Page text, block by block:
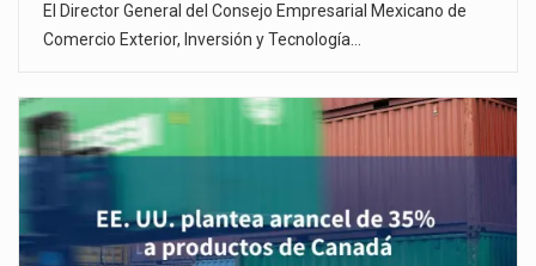
El Director General del Consejo Empresarial Mexicano de
Comercio Exterior, Inversión y Tecnología…